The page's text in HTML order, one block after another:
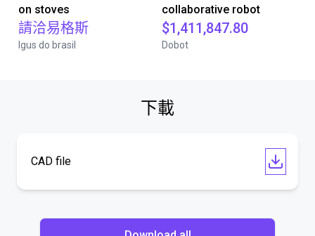
on stoves
請洽易格斯
Igus do brasil
collaborative robot
$1,411,847.80
Dobot
下載
CAD file